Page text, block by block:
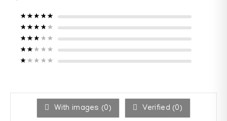
Note5sur 5
Note4sur 5
Note3sur 5
Note2
sur 5
Note1 sur 5
With images (0) Verified (0)